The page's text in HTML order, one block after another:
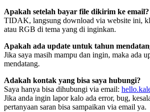
Apakah setelah bayar file dikirim ke email?
TIDAK, langsung download via website ini,
atau RGB di tema yang di inginkan.
Apakah ada update untuk tahun
Jika saya masih mampu dan ingin, maka ada
mendatang.
Adakah kontak yang bisa saya hubungi?
Saya hanya bisa dihubungi via email:
Jika anda ingin lapor kalo ada error, bug,
pertanyaan saran bisa sampaikan via email ya.